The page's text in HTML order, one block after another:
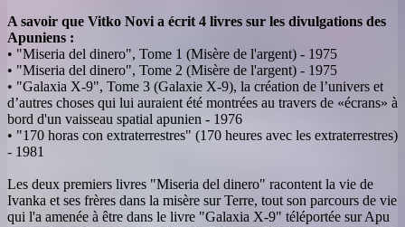
A savoir que Vitko Novi a écrit 4 livres sur les divulgations des
Apuniens :
• "Miseria del dinero", Tome 1 (Misère de l'argent) - 1975
• "Miseria del dinero", Tome 2 (Misère de l'argent) - 1975
• "Galaxia X-9", Tome 3 (Galaxie X-9), la création de l’univers et
d’autres choses qui lui auraient été montrées au travers de «écrans» à
bord d'un vaisseau spatial apunien - 1976
• "170 horas con extraterrestres" (170 heures avec les extraterrestres)
- 1981
Les deux premiers livres "Miseria del dinero" racontent la vie de
Ivanka et ses frères dans la misère sur Terre, tout son parcours de vie
qui l'a amenée à être dans le livre "Galaxia X-9" téléportée sur Apu